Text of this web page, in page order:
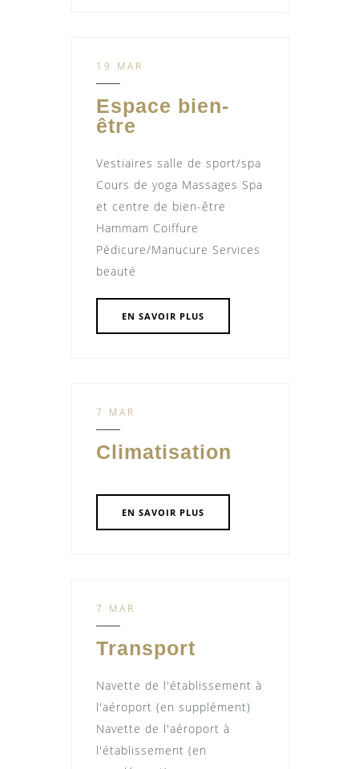
19 MAR
Espace bien-
être
Vestiaires salle de sport/spa
Cours de yoga Massages Spa
et centre de bien-être
Hammam Coiffure
Pédicure/Manucure Services
beauté
EN SAVOIR PLUS
7 MAR
Climatisation
EN SAVOIR PLUS
7 MAR
Transport
Navette de l'établissement à
l'aéroport (en supplément)
Navette de l'aéroport à
l'établissement (en